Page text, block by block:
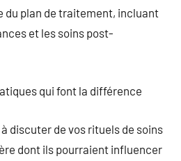
du plan de traitement, incluant
et les soins post-
qui font la différence
à discuter de vos rituels de soins
dont ils pourraient influencer